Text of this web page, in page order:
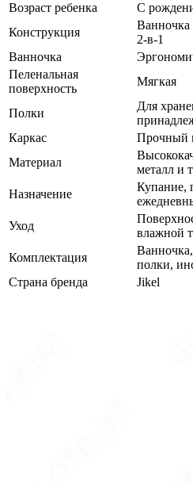
Возраст ребенка
С
Конструкция
Ванночка
2-в-1
Ванночка
Пеленальная
поверхность
Мягкая
Полки
Для
Каркас
Прочный
Материал
металл и
Назначение
Купание,
Уход
влажной
Комплектация
полки,
Страна бренда
Jikel